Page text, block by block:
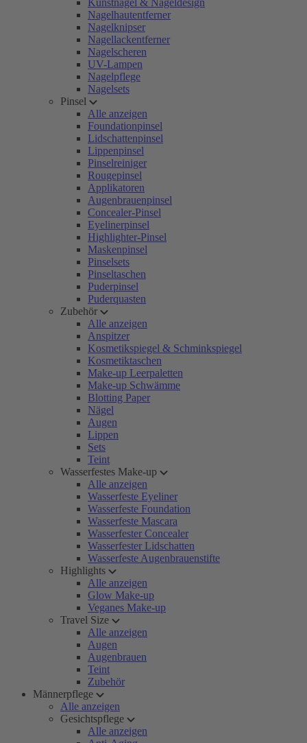
Kunstnägel & Nageldesign
Nagelhautentferner
Nagelknipser
Nagellackentferner
Nagelscheren
UV-Lampen
Nagelpflege
Nagelsets
Pinsel
Alle anzeigen
Foundationpinsel
Lidschattenpinsel
Lippenpinsel
Pinselreiniger
Rougepinsel
Applikatoren
Augenbrauenpinsel
Concealer-Pinsel
Eyelinerpinsel
Highlighter-Pinsel
Maskenpinsel
Pinselsets
Pinseltaschen
Puderpinsel
Puderquasten
Zubehör
Alle anzeigen
Anspitzer
Kosmetikspiegel & Schminkspiegel
Kosmetiktaschen
Make-up Leerpaletten
Make-up Schwämme
Blotting Paper
Nägel
Augen
Lippen
Sets
Teint
Wasserfestes Make-up
Alle anzeigen
Wasserfeste Eyeliner
Wasserfeste Foundation
Wasserfeste Mascara
Wasserfester Concealer
Wasserfester Lidschatten
Wasserfeste Augenbrauenstifte
Highlights
Alle anzeigen
Glow Make-up
Veganes Make-up
Travel Size
Alle anzeigen
Augen
Augenbrauen
Teint
Zubehör
Männerpflege
Alle anzeigen
Gesichtspflege
Alle anzeigen